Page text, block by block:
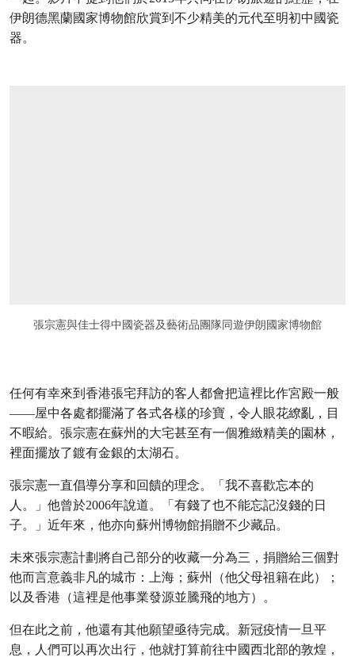
伊朗德黑蘭國家博物館欣賞到不少精美的元代至明初中國瓷
器。
張宗憲與佳士得中國瓷器及藝術品團隊同遊伊朗國家博物館
任何有幸來到香港張宅拜訪的客人都會把這裡比作宮殿一般
——屋中各處都擺滿了各式各樣的珍寶，令人眼花繚亂，目
不暇給。張宗憲在蘇州的大宅甚至有一個雅緻精美的園林，
裡面擺放了鍍有金銀的太湖石。
張宗憲一直倡導分享和回饋的理念。「我不喜歡忘本的
人。」他曾於2006年說道。「有錢了也不能忘記沒錢的日
子。」近年來，他亦向蘇州博物館捐贈不少藏品。
未來張宗憲計劃將自己部分的收藏一分為三，捐贈給三個對
他而言意義非凡的城市：上海；蘇州（他父母祖籍在此）；
以及香港（這裡是他事業發源並騰飛的地方）。
但在此之前，他還有其他願望亟待完成。新冠疫情一旦平
息，人們可以再次出行，他就打算前往中國西北部的敦煌，